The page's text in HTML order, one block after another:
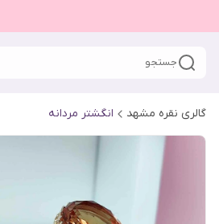
جستجو
گالری نقره مشهد انگشتر مردانه